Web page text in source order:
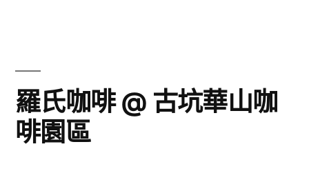
行
(上)〉
羅氏咖啡 @ 古坑華山咖
啡園區